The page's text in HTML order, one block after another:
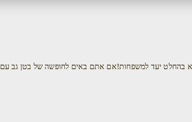
היא בהחלט יעד למשפחות!אם אתם באים לחופשה של בטן גב עם